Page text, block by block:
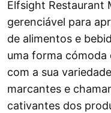
Elfsight Restaurant
gerenciável para
de alimentos e
uma forma
com a sua
marcantes e
cativantes dos